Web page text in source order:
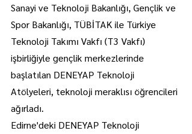
Sanayi ve Teknoloji Bakanlığı, Gençlik ve
Spor Bakanlığı, TÜBİTAK ile Türkiye
Teknoloji Takımı Vakfı (T3 Vakfı)
işbirliğiyle gençlik merkezlerinde
başlatılan DENEYAP Teknoloji
Atölyeleri, teknoloji meraklısı öğrencileri
ağırladı.
Edirne'deki DENEYAP Teknoloji